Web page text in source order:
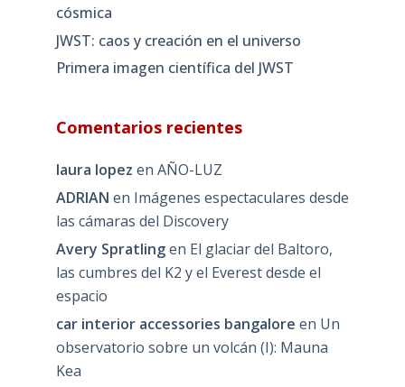
cósmica
JWST: caos y creación en el universo
Primera imagen científica del JWST
Comentarios recientes
laura lopez en AÑO-LUZ
ADRIAN en Imágenes espectaculares desde
las cámaras del Discovery
Avery Spratlingen El glaciar del Baltoro,
las cumbres del K2 y el Everest desde el
espacio
car interior accessories bangalore en Un
observatorio sobre un volcán (I): Mauna
Kea